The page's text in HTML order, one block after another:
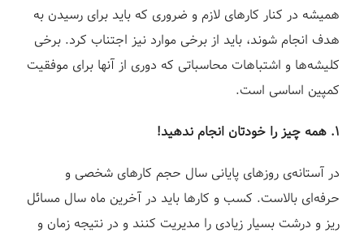
همیشه در کنار کارهای لازم و ضروری که باید برای رسیدن به
هدف انجام شوند، باید از برخی موارد نیز اجتناب کرد. برخی
کلیشه‌ها و اشتباهات محاسباتی که دوری از آنها برای موفقیت
کمپین اساسی است.
۱. همه چیز را خودتان انجام ندهید!
در آستانه‌ی روزهای پایانی سال حجم کارهای شخصی و
حرفه‌ای بالاست. کسب و کارها باید در آخرین ماه سال مسائل
ریز و درشت بسیار زیادی را مدیریت کنند و در نتیجه زمان و